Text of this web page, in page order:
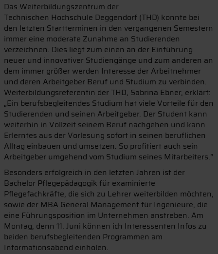
Das Weiterbildungszentrum der
Technischen Hochschule Deggendorf (THD) konnte bei
den letzten Startterminen in den vergangenen Semestern
immer eine moderate Zunahme an Studierenden
verzeichnen. Dies liegt zum einen an der Einführung
neuer und innovativer Studiengänge und zum anderen an
dem immer größer werden Interesse der Arbeitnehmer
und deren Arbeitgeber Beruf und Studium zu verbinden.
Weiterbildungsreferentin der THD, Sabrina Ebner, erklärt:
„Ein berufsbegleitendes Studium hat viele Vorteile für den
Studierenden und seinen Arbeitgeber. Der Student kann
weiterhin in Vollzeit seinem Beruf nachgehen und kann
Erlerntes aus der Vorlesung sofort in seinen beruflichen
Alltag einbauen und umsetzen. So profitiert auch sein
Arbeitgeber umgehend vom Studium seines Mitarbeiters.“
Besonders erfolgreich in den letzten Jahren ist der
Bachelor Pflegepädagogik für examinierte
Pflegefachkräfte, die sich zu Lehrer weiterbilden möchten,
sowie der MBA General Management für Ingenieure, die
eine Führungsposition im Unternehmen anstreben. Am
Montag, denn 11. Juni können ich Interessenten Infos zu
beiden berufsbegleitenden Programmen am
Informationsabend einholen.